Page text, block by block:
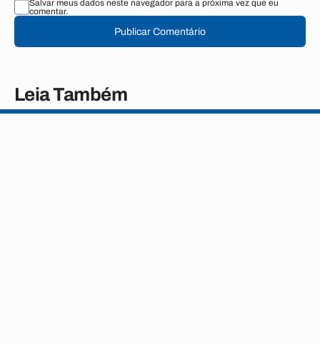
Salvar meus dados neste navegador para a próxima vez que eu
comentar.
Publicar Comentário
Leia Também